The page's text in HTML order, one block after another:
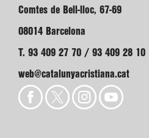
Comtes de Bell-lloc, 67-69
08014 Barcelona
T. 93 409 27 70 / 93 409 28 10
web@catalunyacristiana.cat